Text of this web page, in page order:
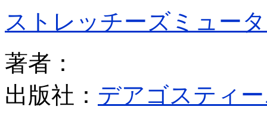
ストレッチーズミュー
著者：
出版社： デアゴスティ